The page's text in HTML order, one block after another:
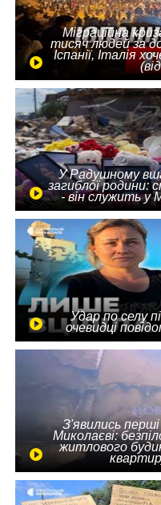
Міграційна
тисяч людей за
Іспанії, Італія
У Радушному
загиблої родини:
- він служить у
Удар по селу
очевидці
З'явились
Миколаєві:
житлового